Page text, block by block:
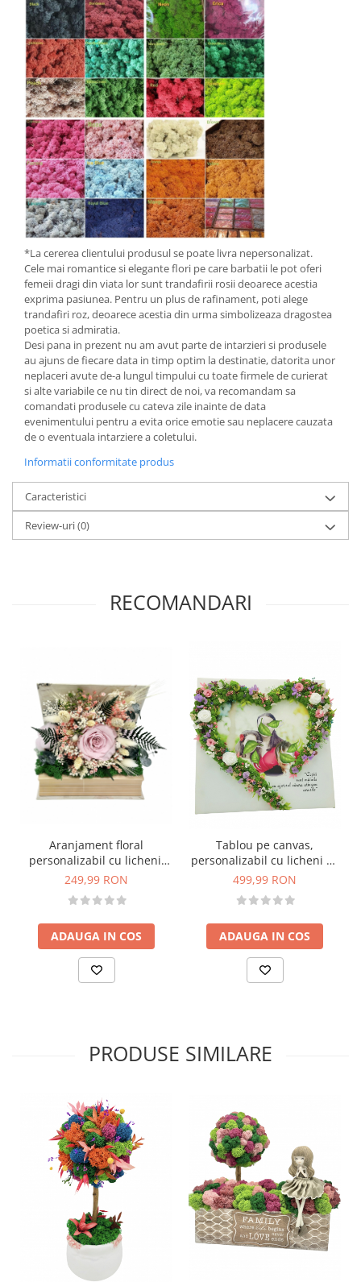
*La cererea clientului produsul se poate livra nepersonalizat.
Cele mai romantice si elegante flori pe care barbatii le pot oferi
femeii dragi din viata lor sunt trandafirii rosii deoarece acestia
exprima pasiunea. Pentru un plus de rafinament, poti alege
trandafiri roz, deoarece acestia din urma simbolizeaza dragostea
poetica si admiratia.
Desi pana in prezent nu am avut parte de intarzieri si produsele
au ajuns de fiecare data in timp optim la destinatie, datorita unor
neplaceri avute de-a lungul timpului cu toate firmele de curierat
si alte variabile ce nu tin direct de noi, va recomandam sa
comandati produsele cu cateva zile inainte de data
evenimentului pentru a evita orice emotie sau neplacere cauzata
de o eventuala intarziere a coletului.
Informatii conformitate produs
Caracteristici
Review-uri(0)
RECOMANDARI
Aranjament floral
personalizabil cu licheni,
trandafir si plante naturale
carte (Multicolor)
249,99 RON
ADAUGA IN COS
Tablou pe canvas,
personalizabil cu licheni 40
cm x 40 cm cu hortensii si
plante naturale uscate
(Multicolor)
499,99 RON
ADAUGA IN COS
PRODUSE SIMILARE